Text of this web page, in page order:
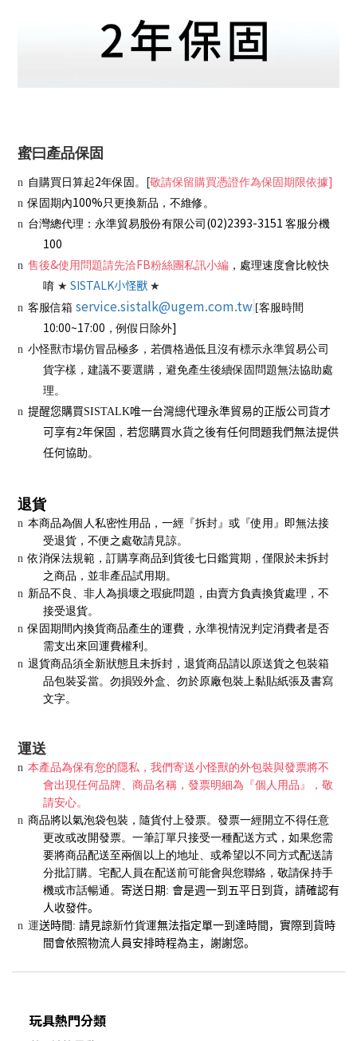
蜜曰產品保固
n 自購買日算起2年保固 。 [敬請保留購買憑證作為保固期限依據]
n 保固期內100% 只更換新品，不維修。
n 台灣總代理：永準貿易股份有限公司 (02)2393-3151 客服分機
100
n 售後&使用問題請先洽FB粉絲團私訊小編 ，處理速度會比較快
唷 ★ SISTALK小怪獸 ★
n 客服信箱 service.sistalk@ugem.com.tw [客服時間
10:00~17:00 ，例假日除外]
n 小怪獸市場仿冒品極多，若價格過低且沒有標示永準貿易公司
貨字樣，建議不要選購，避免產生後續保固問題無法協助處
理。
n 提醒您購買SISTALK 唯一台灣總代理永準貿易的正版公司貨才
可享有2年保固 ， 若您購買水貨之後有任何問題我們無法提供
任何協助 。
退貨
n 本商品為個人私密性用品，一經『拆封』或『使用』即無法接
受退貨，不便之處敬請見諒。
n 依消保法規範，訂購享商品到貨後七日鑑賞期，僅限於未拆封
之商品，並非產品試用期。
n 新品不良、非人為損壞之瑕疵問題，由賣方負責換貨處理，不
接受退貨。
n 保固期間內換貨商品產生的運費，永準視情況判定消費者是否
需支出來回運費權利。
n 退貨商品須全新狀態且未拆封，退貨商品請以原送貨之包裝箱
品包裝妥當。勿損毀外盒、勿於原廠包裝上黏貼紙張及書寫
文字。
運送
n 本產品為保有您的隱私，我們寄送小怪獸的外包裝與發票將不
會出現任何品牌、商品名稱，發票明細為『個人用品』，敬
請安心。
n 商品將以氣泡袋包裝，隨貨付上發票。發票一經開立不得任意
更改或改開發票。一筆訂單只接受一種配送方式，如果您需
要將商品配送至兩個以上的地址、或希望以不同方式配送請
分批訂購。宅配人員在配送前可能會與您聯絡，敬請保持手
機或市話暢通。 寄送日期 : 會是週一到五平日到貨，請確認有
人收發件。
n 運送時間 : 請見諒新竹貨運無法指定單一到達時間，實際到貨時
間會依照物流人員安排時程為主，謝謝您。
玩具熱門分類